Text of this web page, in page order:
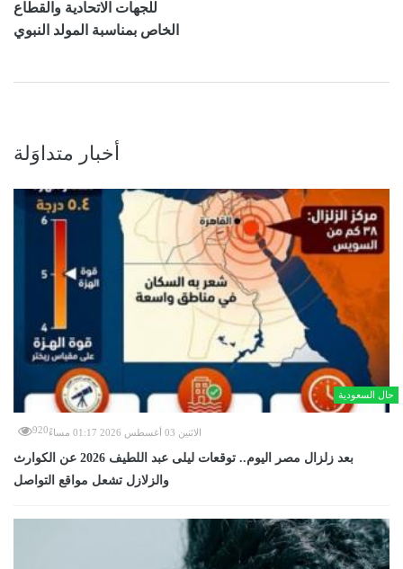
للجهات الاتحادية والقطاع
الخاص بمناسبة المولد النبوي
أخبار متداوَلة
حال السعودية
الاثنين 03 أغسطس 2026 01:17 مساءً 920
بعد زلزال مصر اليوم.. توقعات ليلى عبد اللطيف 2026 عن الكوارث
والزلازل تشعل مواقع التواصل